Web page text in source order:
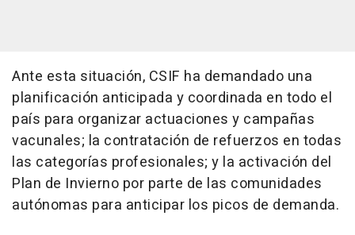
Ante esta situación, CSIF ha demandado una
planificación anticipada y coordinada en todo el
país para organizar actuaciones y campañas
vacunales; la contratación de refuerzos en todas
las categorías profesionales; y la activación del
Plan de Invierno por parte de las comunidades
autónomas para anticipar los picos de demanda.